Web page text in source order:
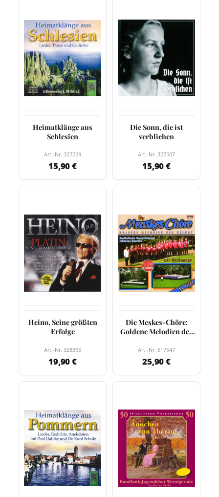
Heimatklänge aus
Schlesien
Art.-Nr. 327259
15,90 €
Die Sonn, die ist
verblichen
Art.-Nr. 327507
15,90 €
Heino, Seine größten
Erfolge
Art.-Nr. 328395
19,90 €
Die Meskes-Chöre:
Goldene Melodien der
Art.-Nr. 617547
25,90 €